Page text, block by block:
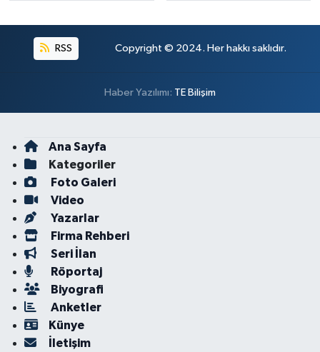
RSS Copyright © 2024. Her hakkı saklıdır.
Haber Yazılımı: TE Bilişim
Ana Sayfa
Kategoriler
Foto Galeri
Video
Yazarlar
Firma Rehberi
Seri İlan
Röportaj
Biyografi
Anketler
Künye
İletişim